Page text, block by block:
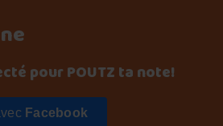
pour POUTZ ta note!
Facebook